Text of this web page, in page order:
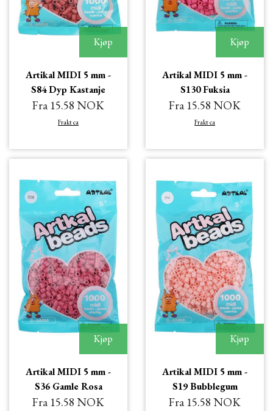
Kjøp
Artikal MIDI 5 mm -
S84 Dyp Kastanje
Fra 15.58 NOK
Frakt ca
Kjøp
Artikal MIDI 5 mm -
S130 Fuksia
Fra 15.58 NOK
Frakt ca
Kjøp
Artikal MIDI 5 mm -
S36 Gamle Rosa
Fra 15.58 NOK
Kjøp
Artikal MIDI 5 mm -
S19 Bubblegum
Fra 15.58 NOK